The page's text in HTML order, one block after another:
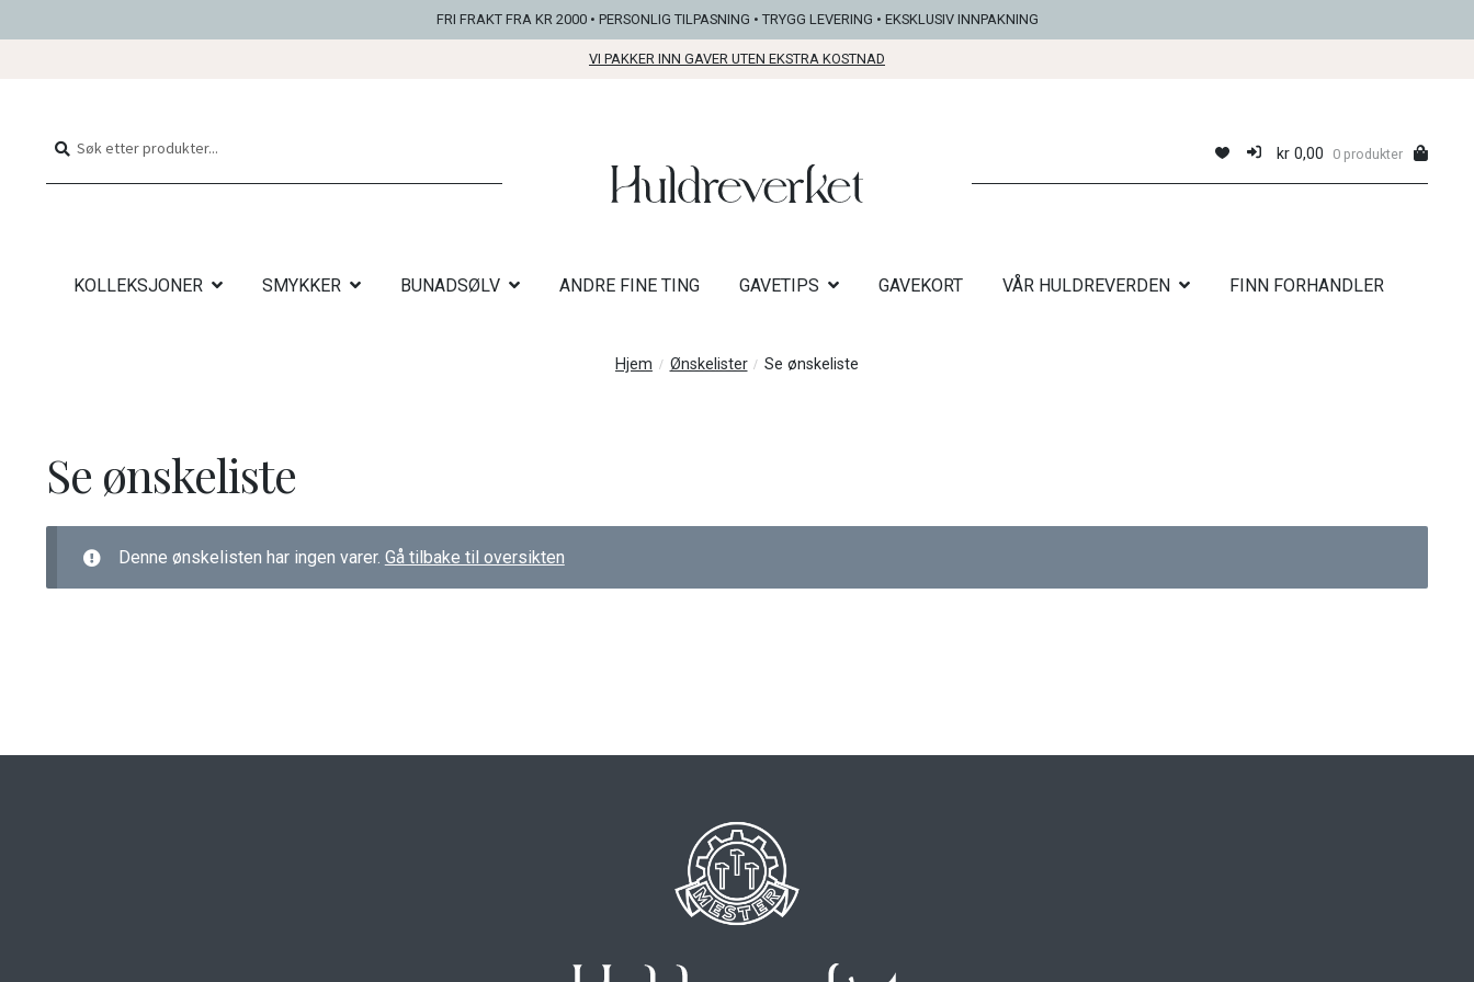
FRI FRAKT FRA KR 2000 • PERSONLIG TILPASNING • TRYGG LEVERING • EKSKLUSIV INNPAKNING
VI PAKKER INN GAVER UTEN EKSTRA KOSTNAD
navigasjon
Søk
Søk
kr0,00 0 produkter
KOLLEKSJONER SMYKKER BUNADSØLV ANDRE FINE TING GAVETIPS GAVEKORT VÅR HULDREVERDEN FINN FORHANDLER
Hjem Ønskelister Se ønskeliste
Se ønskeliste
Denne ønskelisten har ingen varer. Gå tilbake til oversikten